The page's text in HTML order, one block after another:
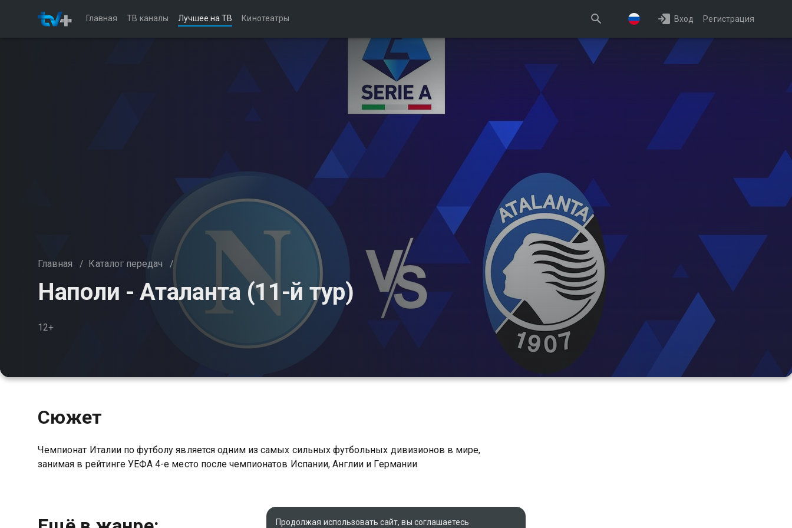
Главная ТВ каналы Лучшее на ТВ Кинотеатры Вход Регистрация
Главная / Каталог передач /
Наполи - Аталанта (11-й тур)
12+
Сюжет
Чемпионат Италии по футболу является одним из самых сильных футбольных дивизионов в мире,
занимая в рейтинге УЕФА 4-е место после чемпионатов Испании, Англии и Германии
Продолжая использовать сайт, вы соглашаетесь